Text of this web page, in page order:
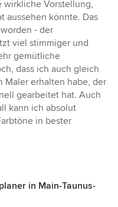
Vorstellung,
aussehen könnte. Das
- der
viel stimmiger und
gemütliche
dass ich auch gleich
Maler erhalten habe, der
gearbeitet hat. Auch
kann ich absolut
in bester
in Main-Taunus-